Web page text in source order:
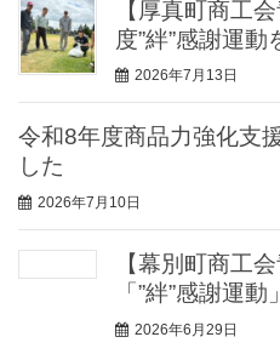
【厚真町商工
度”絆”感謝運
2026年7月13日
令和8年度商品力強化支
した
2026年7月10日
【幕別町商工
「”絆”感謝運
2026年6月29日